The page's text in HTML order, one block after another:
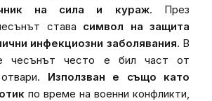
на сила и кураж. През
става символ на защита
инфекциозни заболявания. В
чесънът често е бил част от
Използван е също като
по време на военни конфликти,